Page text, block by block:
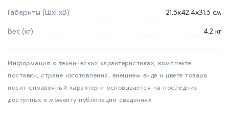
Габариты (ШхГxВ) 21.5x42.4х31.5 см
Вес (кг) 4.2 кг
Информация о технических характеристиках, комплекте
поставки, стране изготовления, внешнем виде и цвете товара
носит справочный характер и основывается на последних
доступных к моменту публикации сведениях